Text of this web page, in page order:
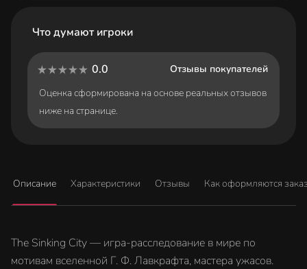
Что думают игроки
0.0
Отзывы покупателей
Оценка сформирована на основе реальных отзывов
ниже на странице.
Описание Характеристики Отзывы Как оформляются
The Sinking City — игра-расследование в мире по
мотивам вселенной Г. Ф. Лавкрафта, мастера ужасов.